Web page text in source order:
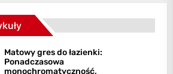
Matowy gres do łazienki:
Ponadczasowa
monochromatyczność,